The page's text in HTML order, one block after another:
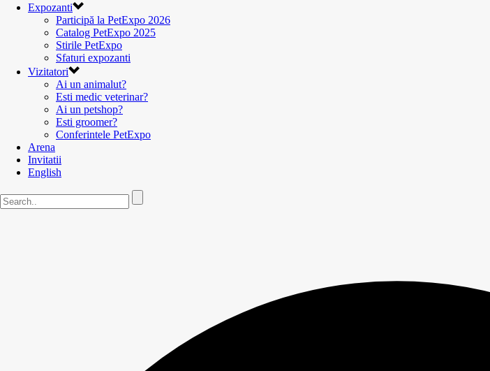
Expozanti
Participă la PetExpo 2026
Catalog PetExpo 2025
Stirile PetExpo
Sfaturi expozanti
Vizitatori
Ai un animalut?
Esti medic veterinar?
Ai un petshop?
Esti groomer?
Conferintele PetExpo
Arena
Invitatii
English